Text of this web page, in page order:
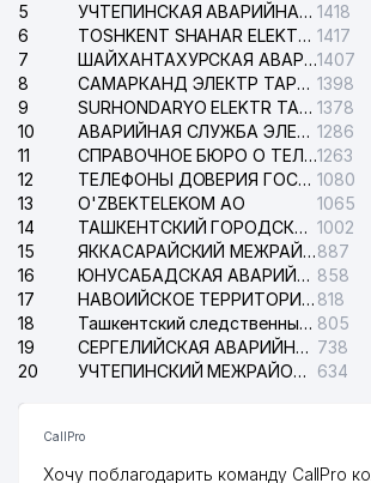
5
УЧТЕПИНСКАЯ АВАРИЙНАЯ СЛУЖБА ЭЛЕКТРОСЕТИ 1418
6
TOSHKENT SHAHAR ELEKTR TARMOQLARI KORXONASI АО 1417
7
ШАЙХАНТАХУРСКАЯ АВАРИЙНАЯ СЛУЖБА ЭЛЕКТРОСЕТИ1407
8
САМАРКАНД ЭЛЕКТР ТАРМОКЛАРИ АО 1398
9
SURHONDARYO ELEKTR TARMOKLARI АО 1378
10
АВАРИЙНАЯ СЛУЖБА ЭЛЕКТРОСЕТИ ТАШКЕНТСКОГО РАЙОНА 1286
11
СПРАВОЧНОЕ БЮРО О ТЕЛЕФОНАХ ОРГАНИЗАЦИЙ г. ТАШКЕНТА1263
12
ТЕЛЕФОНЫ ДОВЕРИЯ ГОСУДАРСТВЕННОГО ЦЕНТРА ТЕСТИРОВАНИЯ 1080
13
O'ZBEKTELEKOM АО
1065
14
ТАШКЕНТСКИЙ ГОРОДСКОЙ СУД ПО ГРАЖДАНСКИМ ДЕЛАМ 1002
15
ЯККАСАРАЙСКИЙ МЕЖРАЙОННЫЙ СУД ПО ГРАЖДАНСКИМ ДЕЛАМ887
16
ЮНУСАБАДСКАЯ АВАРИЙНАЯ СЛУЖБА ЭЛЕКТРОСЕТИ 858
17
НАВОИЙСКОЕ ТЕРРИТОРИАЛЬНОЕ ПРЕДПРИЯТИЕ ЭЛЕКТРОСЕТИ АО 818
18
Ташкентский следственный изолятор 805
19
СЕРГЕЛИЙСКАЯ АВАРИЙНАЯ СЛУЖБА ЭЛЕКТРОСЕТИ 738
20
УЧТЕПИНСКИЙ МЕЖРАЙОННЫЙ СУД ПО ГРАЖДАНСКИМ ДЕЛАМ 634
CallPro
Хочу поблагодарить команду CallPro